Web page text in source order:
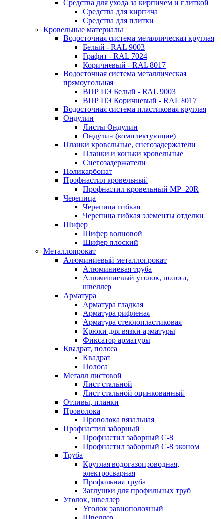
Средства для ухода за кирпичем и плиткой
Средства для кирпича
Средства для плитки
Кровельные материалы
Водосточная система металлическая круглая
Белый - RAL 9003
Графит - RAL 7024
Коричневый - RAL 8017
Водосточная система металлическая
прямоугольная
ВПР ПЭ Белый - RAL 9003
ВПР ПЭ Коричневый - RAL 8017
Водосточная система пластиковая круглая
Ондулин
Листы Ондулин
Ондулин (комплектующие)
Планки кровельные, снегозадержатели
Планки и коньки кровельные
Снегозадержатели
Поликарбонат
Профнастил кровельный
Профнастил кровельный МР -20R
Черепица
Черепица гибкая
Черепица гибкая элементы отделки
Шифер
Шифер волновой
Шифер плоский
Металлопрокат
Алюминиевый металлопрокат
Алюминиевая труба
Алюминиевый уголок, полоса,
швеллер
Арматура
Арматура гладкая
Арматура рифленая
Арматура стеклопластиковая
Крюки для вязки арматуры
Фиксатор арматуры
Квадрат, полоса
Квадрат
Полоса
Металл листовой
Лист стальной
Лист стальной оцинкованный
Отливы, планки
Проволока
Проволока вязальная
Профнастил заборный
Профнастил заборный С-8
Профнастил заборный С-8 эконом
Труба
Круглая водогазопроводная,
электросварная
Профильная труба
Заглушки для профильных труб
Уголок, швеллер
Уголок равнополочный
Швеллер